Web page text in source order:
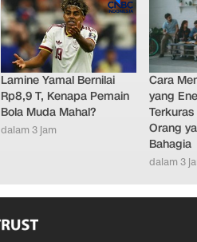
Lamine Yamal Bernilai
Rp8,9 T, Kenapa Pemain
Bola Muda Mahal?
dalam 3 jam
Cara
yang
Orang
Bahagia
dalam 3